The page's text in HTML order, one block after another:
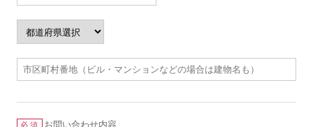
必須 お問い合わせ内容